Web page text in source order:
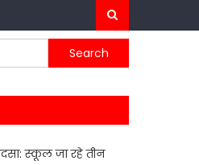
स्कूल जा रहे तीन